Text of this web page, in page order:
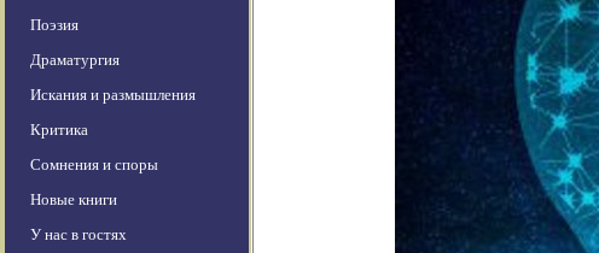
Поэзия
Драматургия
Искания и размышления
Критика
Сомнения и споры
Новые книги
У нас в гостях